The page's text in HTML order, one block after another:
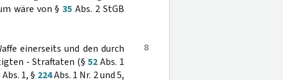
wäre von §35 Abs. 2 StGB
8
einerseits und den durch
- Straftaten (§ 52Abs. 1
Abs. 1, § 224Abs. 1 Nr. 2 und 5,